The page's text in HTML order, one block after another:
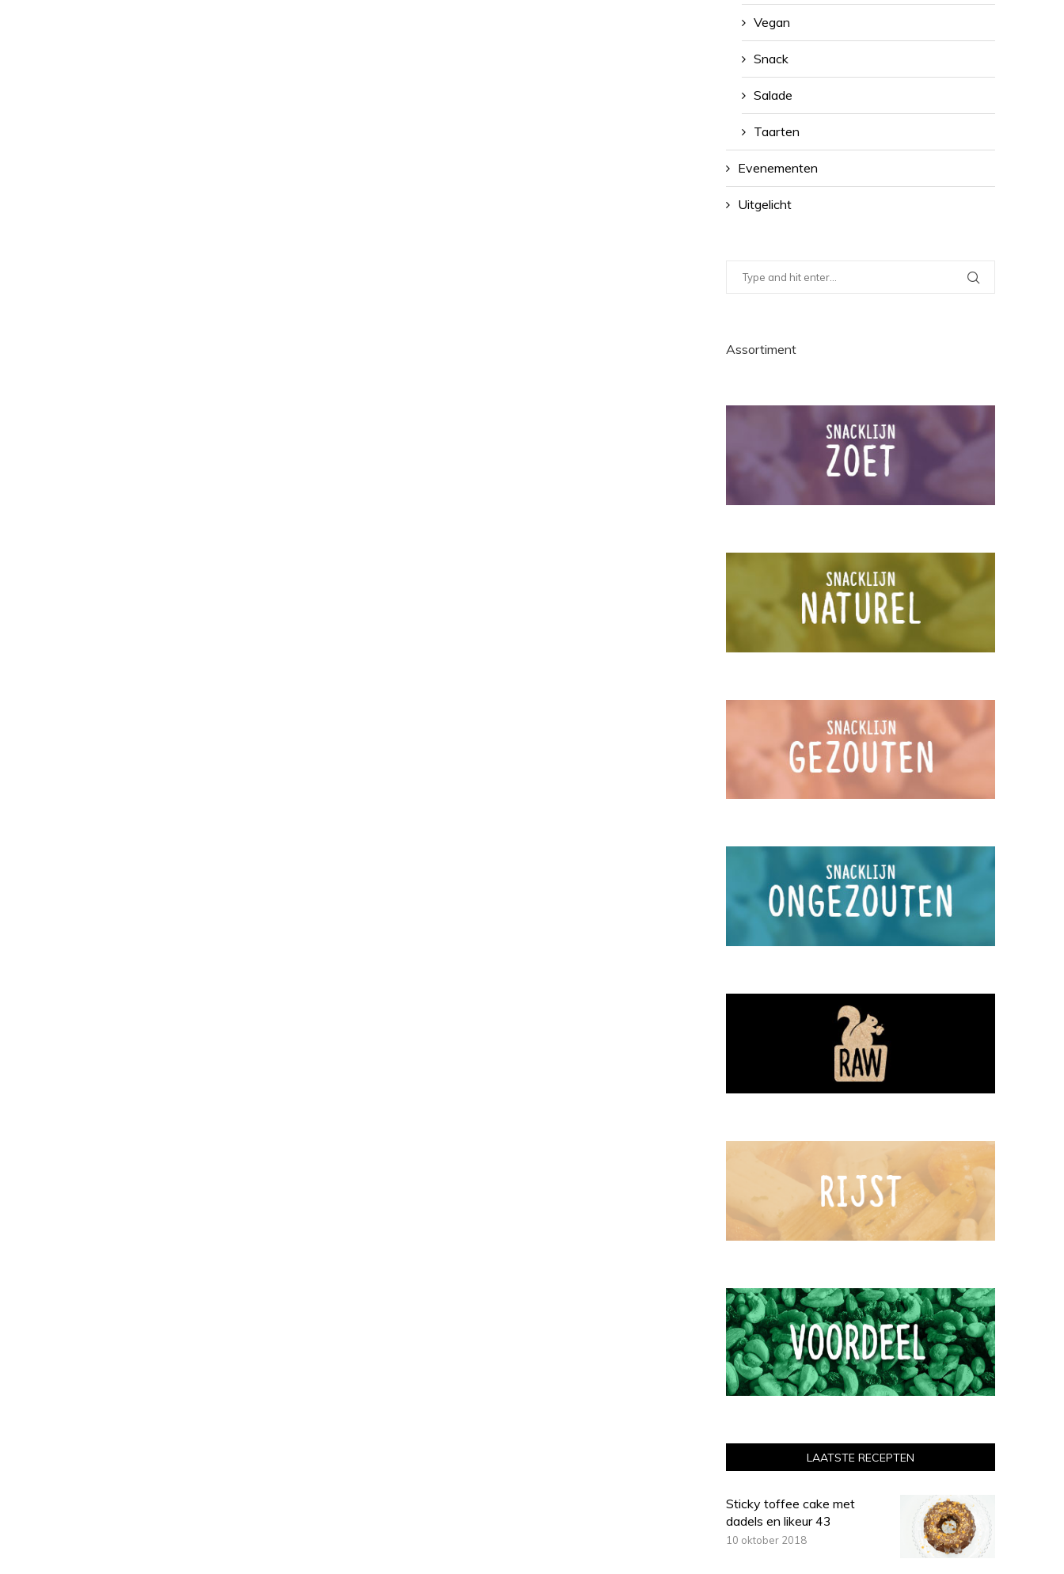
Vegan
Snack
Salade
Taarten
Evenementen
Uitgelicht
Assortiment
LAATSTE RECEPTEN
Sticky toffee cake met
dadels en likeur 43
10 oktober 2018